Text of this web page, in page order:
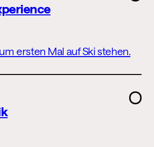
ersten Mal auf Ski stehen.